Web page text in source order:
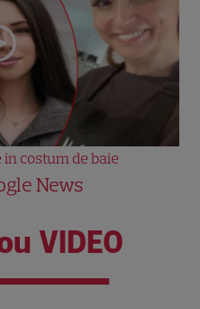
in costum de baie
News
VIDEO